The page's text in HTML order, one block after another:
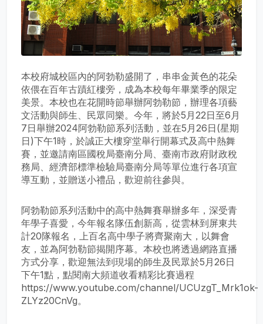
本校府城校區內的阿勃勒盛開了，串串金黃色的花朵
依偎在百年古蹟紅樓旁，成為本校每年畢業季的限定
美景。本校也在花開時節舉辦阿勃勒節，辦理各項藝
文活動與師生、民眾同樂。今年，將於5月22日至6月
7日舉辦2024阿勃勒節系列活動，並在5月26日(星期
日)下午1時，於誠正大樓穿堂舉行開幕式及高中熱舞
賽，並邀請南區國稅局臺南分局、臺南市政府財政稅
務局、經濟部標準檢驗局臺南分局等單位進行各項宣
導互動，並贈送小禮品，歡迎前往參與。
阿勃勒節系列活動中的高中熱舞賽舉辦多年，深受青
年學子喜愛，今年報名隊伍創新高，從雲林到屏東共
計20隊報名，上百名高中學子將齊聚南大，以舞會
友，並為阿勃勒節揭開序幕。本校也將透過網路直播
方式分享，歡迎無法到現場的師生及民眾於5月26日
下午1點，點閱南大頻道收看精彩比賽過程
https://www.youtube.com/channel/UCUzgT_Mrk1ok-
ZLYz20CnVg。